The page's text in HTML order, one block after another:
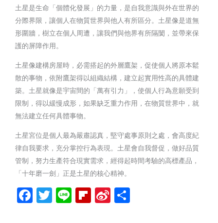
土星是生命「個體化發展」的力量，是自我意識與外在世界的
分際界限，讓個人在物質世界與他人有所區分。土星像是道無
形圍牆，樹立在個人周遭，讓我們與他界有所隔閡，並帶來保
護的屏障作用。
土星像建構房屋時，必需搭起的外層鷹架，促使個人將原本鬆
散的事物，依附鷹架得以組織結構，建立起實用性高的具體建
築。土星就像是宇宙間的「萬有引力」，使個人行為意願受到
限制，得以緩慢成形，如果缺乏重力作用，在物質世界中，就
無法建立任何具體事物。
土星宮位是個人最為嚴肅認真，堅守處事原則之處，會高度紀
律自我要求，充分掌控行為表現。土星會自我督促，做好品質
管制，努力生產符合現實需求，經得起時間考驗的高標產品，
「十年磨一劍」正是土星的核心精神。
Facebook
Twitter
LineFlipboard
Sina